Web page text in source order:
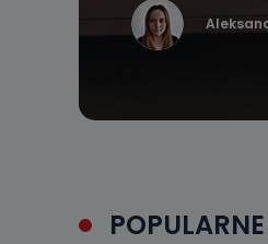
POPULARNE